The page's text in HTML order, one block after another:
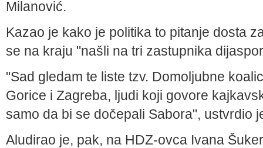
Milanović.
Kazao je kako je politika to pitanje dosta
se na kraju "našli na tri zastupnika
"Sad gledam te liste tzv. Domoljubne
Gorice i Zagreba, ljudi koji govore
samo da bi se dočepali Sabora", ustvrdio
Aludirao je, pak, na HDZ-ovca Ivana